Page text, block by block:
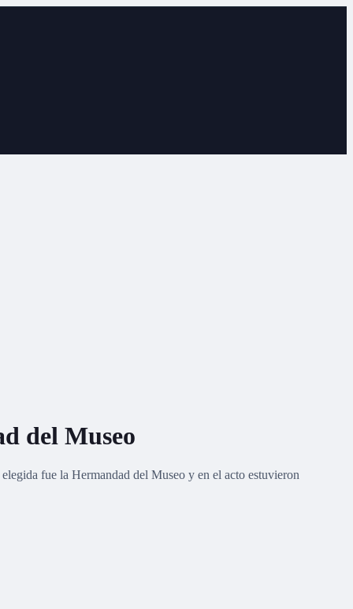
del Museo
fue la Hermandad del Museo y en el acto estuvieron